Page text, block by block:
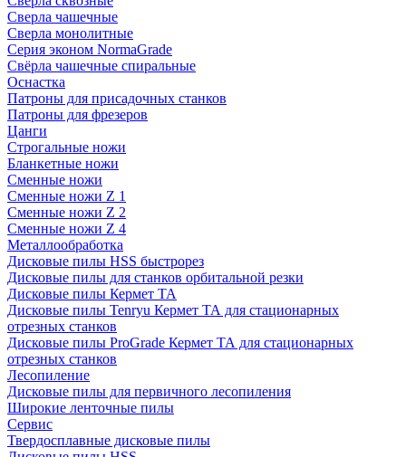
Сверла чашечные
Сверла монолитные
Серия эконом NormaGrade
Свёрла чашечные спиральные
Оснастка
Патроны для присадочных станков
Патроны для фрезеров
Цанги
Строгальные ножи
Бланкетные ножи
Сменные ножи
Сменные ножи Z 1
Сменные ножи Z 2
Сменные ножи Z 4
Металлообработка
Дисковые пилы HSS быстрорез
Дисковые пилы для станков орбитальной резки
Дисковые пилы Кермет ТА
Дисковые пилы Tenryu Кермет ТА для стационарных
отрезных станков
Дисковые пилы ProGrade Кермет ТА для стационарных
отрезных станков
Лесопиление
Дисковые пилы для первичного лесопиления
Широкие ленточные пилы
Сервис
Твердосплавные дисковые пилы